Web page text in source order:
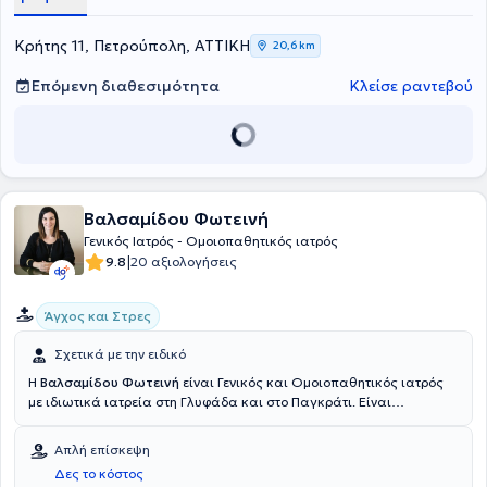
Ολοκλήρωσε επιτυχώς τον κύκλο σπουδών και έλαβε το δίπλωμα
ακολούθως το μεταπτυχιακό επιμορφωτικό πρόγραμμα.
Κρήτης 11, Πετρούπολη, ΑΤΤΙΚΗ 20,6 km
Επόμενη διαθεσιμότητα Κλείσε ραντεβού
Βαλσαμίδου Φωτεινή
Γενικός Ιατρός - Ομοιοπαθητικός ιατρός
9.8|20 αξιολογήσεις
Άγχος και Στρες
Σχετικά με την ειδικό
Η Βαλσαμίδου Φωτεινή είναι Γενικός και Ομοιοπαθητικός ιατρός
με ιδιωτικά ιατρεία στη Γλυφάδα και στο Παγκράτι. Είναι
Πανεπιστημίου Αθηνών και είναι διπλωματούχος της Διεθνούς
Ακαδημίας Ομοιοπαθητικής. Έχει ειδικευτεί στη γενική ιατρική στο
Γενικό Νοσοκομείο Αθηνών "Κοργιαλένειο - Μπενάκειο" και στο
Απλή επίσκεψη
Δες το κόστος